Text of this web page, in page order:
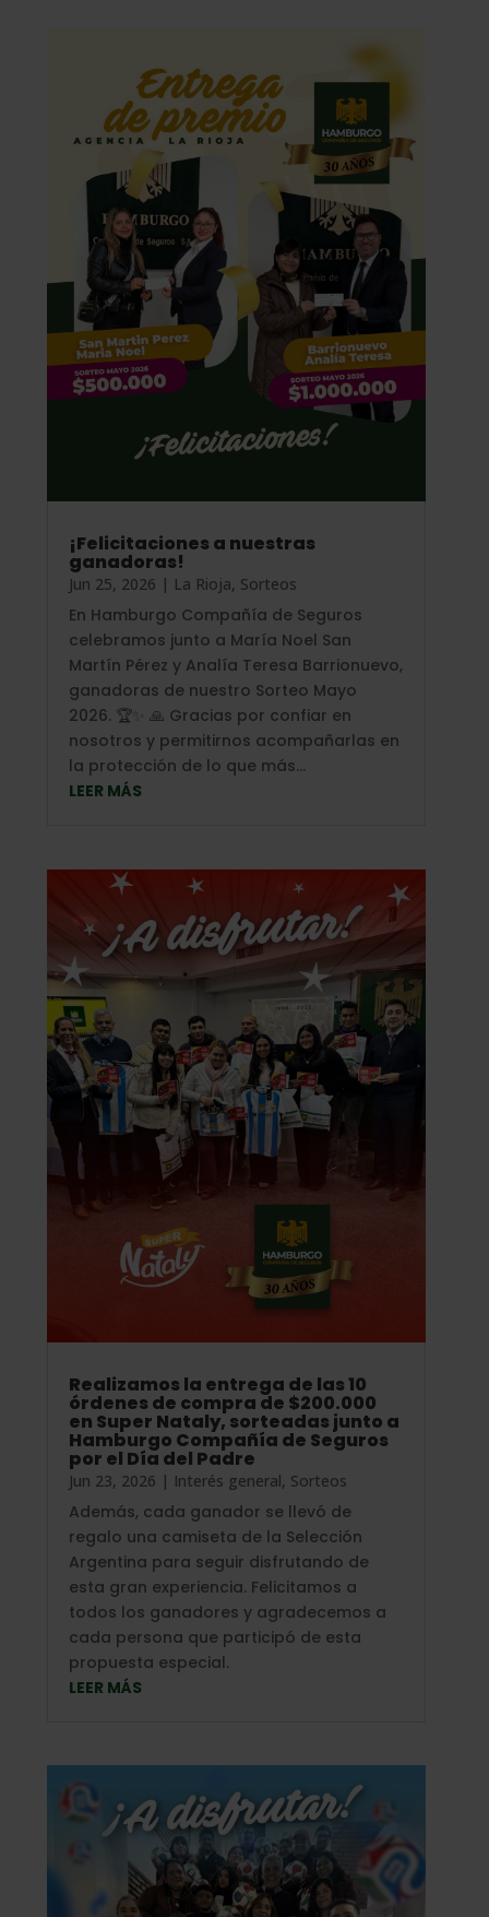
¡Felicitaciones a nuestras
ganadoras!
Jun 25, 2026 | La Rioja, Sorteos
En Hamburgo Compañía de Seguros
celebramos junto a María Noel San
Martín Pérez y Analía Teresa Barrionuevo,
ganadoras de nuestro Sorteo Mayo
2026. 🏆✨ 🙏 Gracias por confiar en
nosotros y permitirnos acompañarlas en
la protección de lo que más...
LEER MÁS
Realizamos la entrega de las 10
órdenes de compra de $200.000
en Super Nataly, sorteadas junto a
Hamburgo Compañía de Seguros
por el Día del Padre
Jun 23, 2026 | Interés general, Sorteos
Además, cada ganador se llevó de
regalo una camiseta de la Selección
Argentina para seguir disfrutando de
esta gran experiencia. Felicitamos a
todos los ganadores y agradecemos a
cada persona que participó de esta
propuesta especial.
LEER MÁS